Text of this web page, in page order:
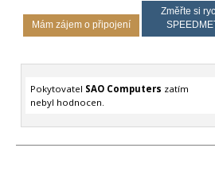
Mám zájem o připojení
Změřte si
Pokytovatel SAO Computers zatím
nebyl hodnocen.